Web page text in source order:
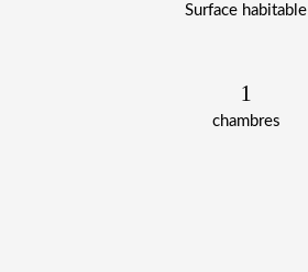
Surface habitable
chambres
1